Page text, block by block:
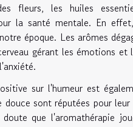
fleurs, les huiles
la santé mentale. En
époque. Les arômes
gérant les émotions
sur l'humeur est
sont réputées pour
que l'aromathérapie